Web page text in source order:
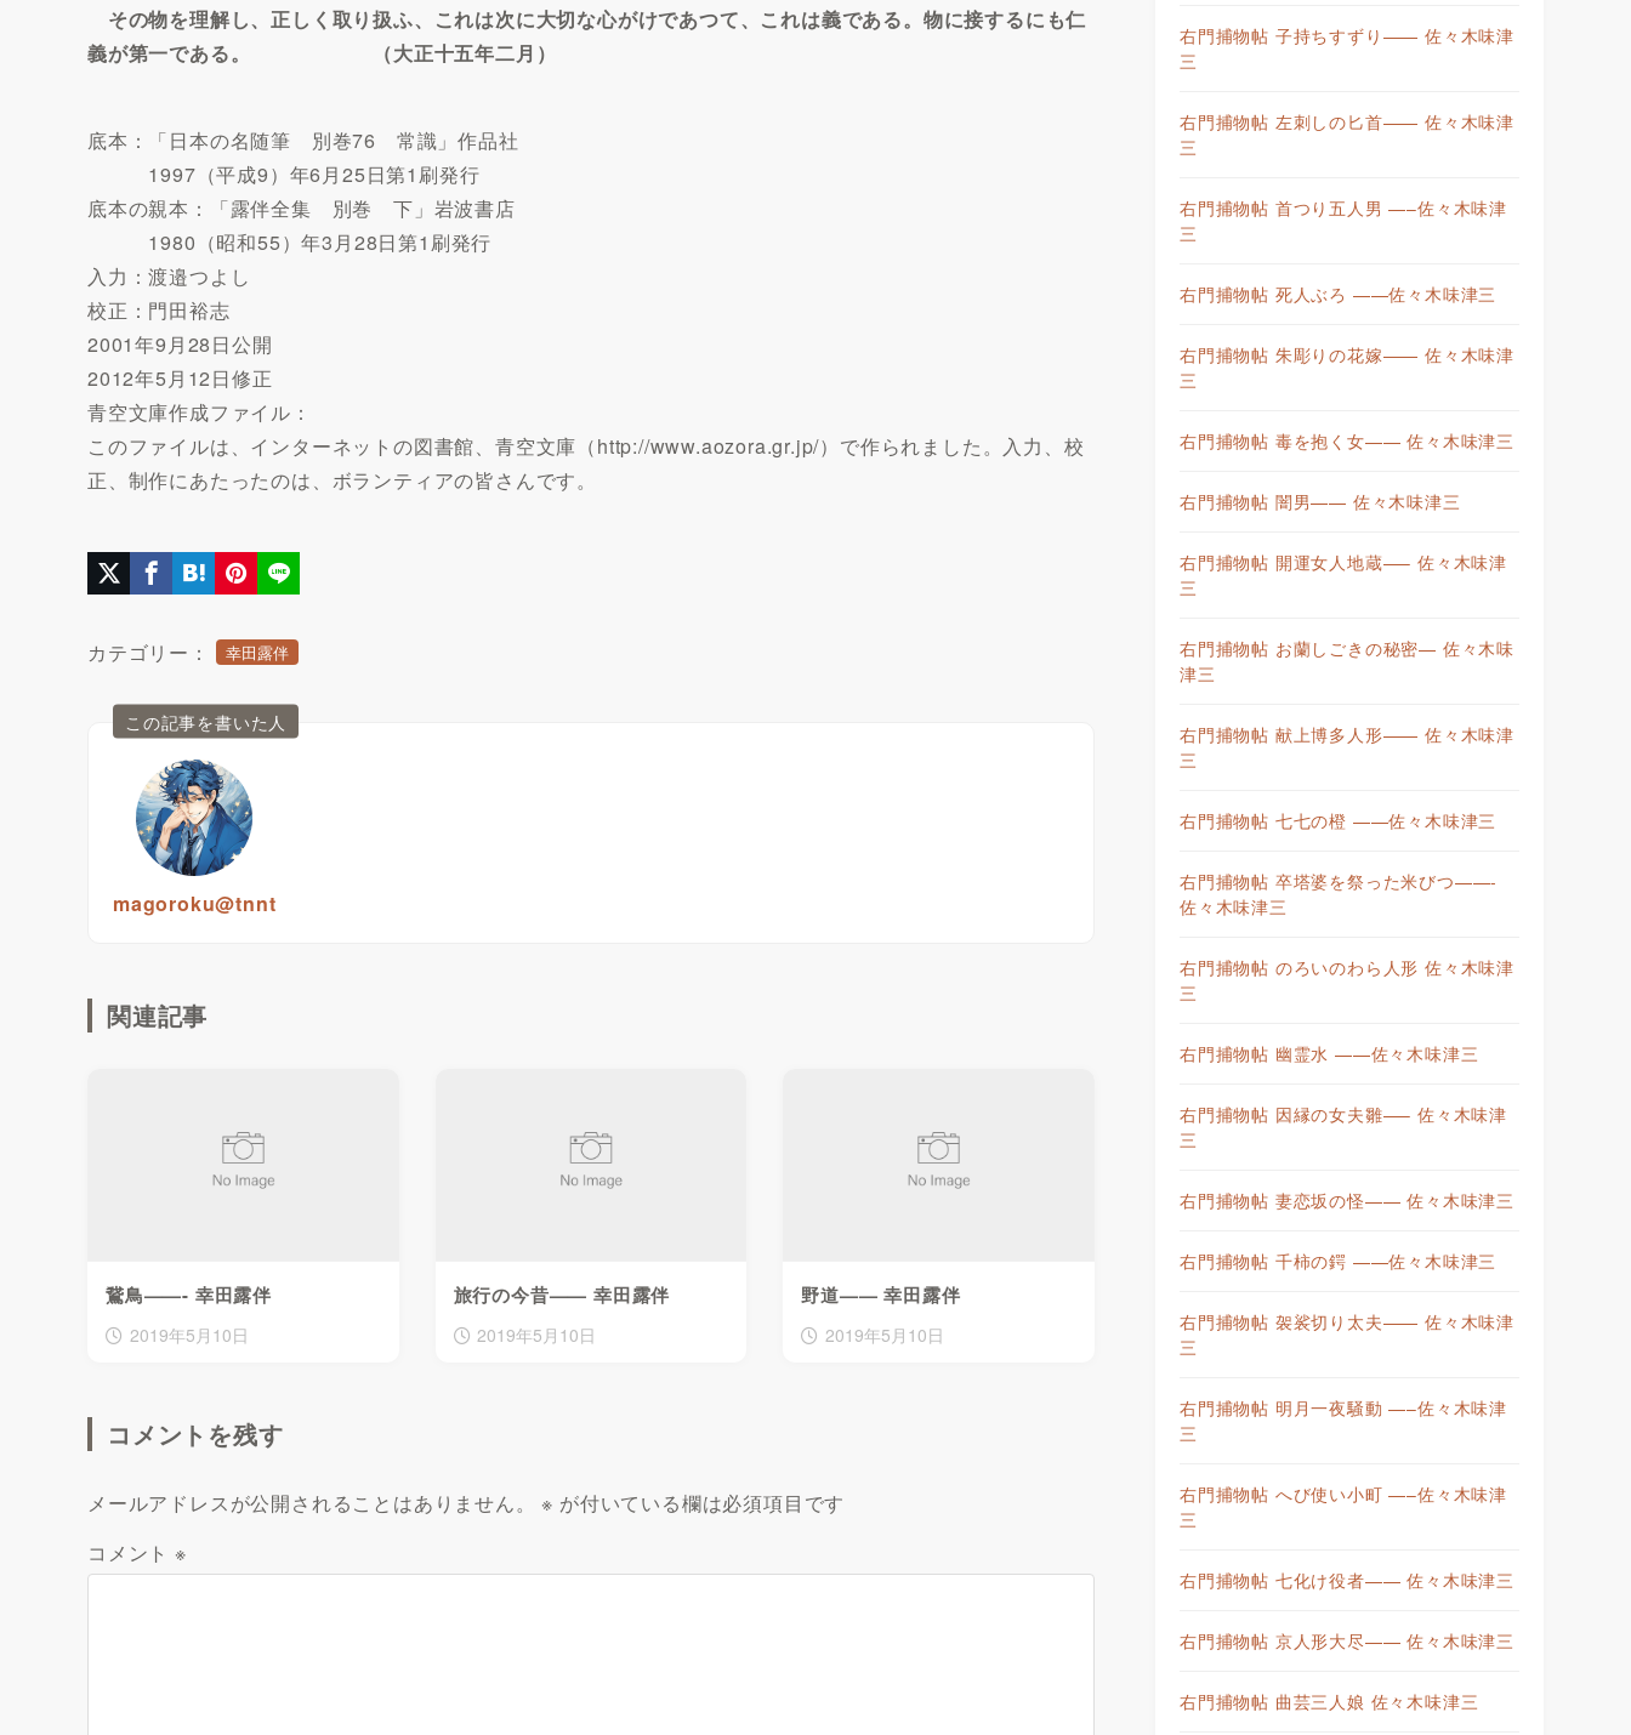
その物を理解し、正しく取り扱ふ、これは次に大切な心がけであつて、これは義である。物に接するにも仁
義が第一である。 （大正十五年二月）
底本：「日本の名随筆 別巻76 常識」作品社
1997（平成9）年6月25日第1刷発行
底本の親本：「露伴全集 別巻 下」岩波書店
1980（昭和55）年3月28日第1刷発行
入力：渡邉つよし
校正：門田裕志
2001年9月28日公開
2012年5月12日修正
青空文庫作成ファイル：
このファイルは、インターネットの図書館、青空文庫（http://www.aozora.gr.jp/）で作られました。入力、校
正、制作にあたったのは、ボランティアの皆さんです。
カテゴリー： 幸田露伴
この記事を書いた人
magoroku@tnnt
関連記事
鵞鳥——- 幸田露伴
2019年5月10日
旅行の今昔—— 幸田露伴
2019年5月10日
野道—— 幸田露伴
2019年5月10日
コメントを残す
メールアドレスが公開されることはありません。 ※ が付いている欄は必須項目です
コメント ※
右門捕物帖 子持ちすずり—— 佐々木味津
三
右門捕物帖 左刺しの匕首—— 佐々木味津
三
右門捕物帖 首つり五人男 —–佐々木味津
三
右門捕物帖 死人ぶろ ——佐々木味津三
右門捕物帖 朱彫りの花嫁—— 佐々木味津
三
右門捕物帖 毒を抱く女—— 佐々木味津三
右門捕物帖 闇男—— 佐々木味津三
右門捕物帖 開運女人地蔵—– 佐々木味津
三
右門捕物帖 お蘭しごきの秘密— 佐々木味
津三
右門捕物帖 献上博多人形—— 佐々木味津
三
右門捕物帖 七七の橙 ——佐々木味津三
右門捕物帖 卒塔婆を祭った米びつ——-
佐々木味津三
右門捕物帖 のろいのわら人形 佐々木味津
三
右門捕物帖 幽霊水 ——佐々木味津三
右門捕物帖 因縁の女夫雛—– 佐々木味津
三
右門捕物帖 妻恋坂の怪—— 佐々木味津三
右門捕物帖 千柿の鍔 ——佐々木味津三
右門捕物帖 袈裟切り太夫—— 佐々木味津
三
右門捕物帖 明月一夜騒動 —–佐々木味津
三
右門捕物帖 へび使い小町 —–佐々木味津
三
右門捕物帖 七化け役者—— 佐々木味津三
右門捕物帖 京人形大尽—— 佐々木味津三
右門捕物帖 曲芸三人娘 佐々木味津三